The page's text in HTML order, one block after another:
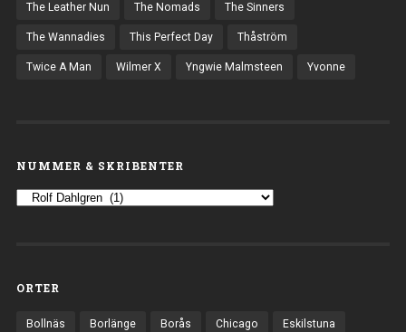
The Leather Nun The Nomads The Sinners
The Wannadies This Perfect Day Thåström
Twice A Man Wilmer X Yngwie Malmsteen Yvonne
NUMMER & SKRIBENTER
ORTER
Bollnäs Borlänge Borås Chicago Eskilstuna